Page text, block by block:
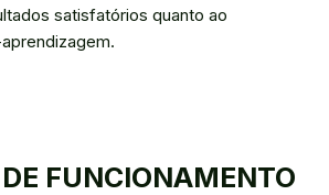
satisfatórios quanto ao
FUNCIONAMENTO